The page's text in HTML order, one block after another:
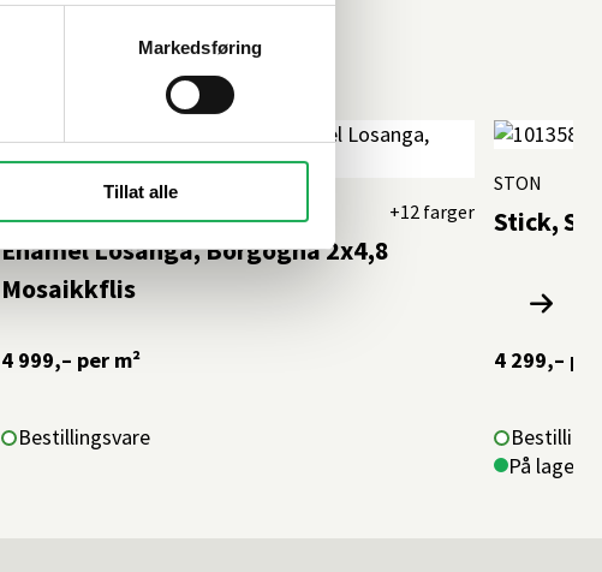
Markedsføring
Tillat alle
Enamel Losanga, Borgogna 2x4,8
Mosaikkflis
+12 farger
4 999,– per m²
Bestillingsvare
Stick,
STON
4 299,–
På lager i